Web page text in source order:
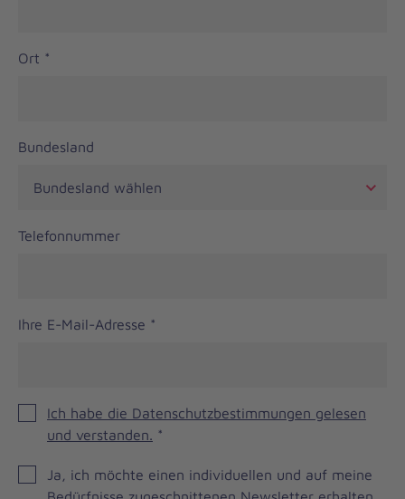
Ort *
Bundesland
Telefonnummer
Ihre E-Mail-Adresse *
Ich habe die Datenschutzbestimmungen gelesen
und verstanden. *
Brevo
Ja, ich möchte einen individuellen und auf meine